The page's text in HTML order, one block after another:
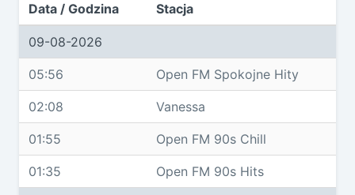
Data / Godzina Stacja
09-08-2026
05:56 Open FM Spokojne Hity
02:08 Vanessa
01:55 Open FM 90s Chill
01:35 Open FM 90s Hits